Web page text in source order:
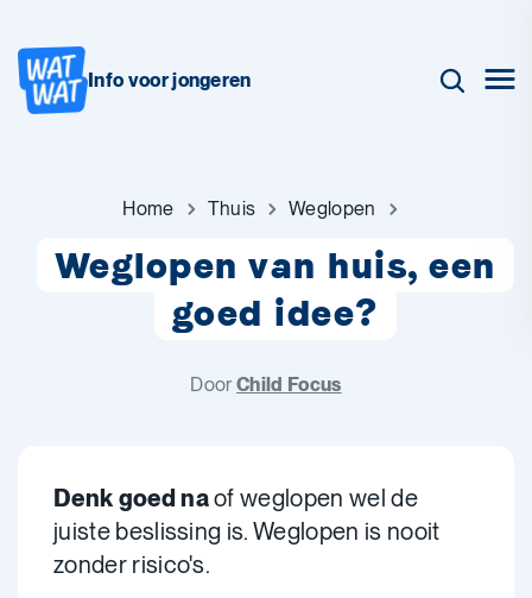
Info voor jongeren
Home Thuis Weglopen
Weglopen van huis, een
goed idee?
DoorChild Focus
Denk goed naof weglopen wel de
juiste beslissing is. Weglopen is nooit
zonder risico's.